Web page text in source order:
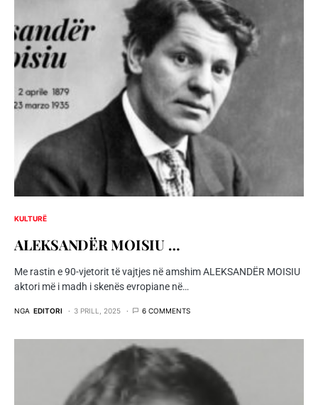
KULTURË
ALEKSANDËR MOISIU …
Me rastin e 90-vjetorit të vajtjes në amshim ALEKSANDËR MOISIU
aktori më i madh i skenës evropiane në…
NGA EDITORI 3 PRILL, 2025 6 COMMENTS